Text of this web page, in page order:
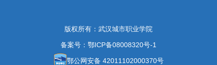
版权所有：武汉城市职业学院
备案号：鄂ICP备08008320号-1
鄂公网安备 42011102000370号